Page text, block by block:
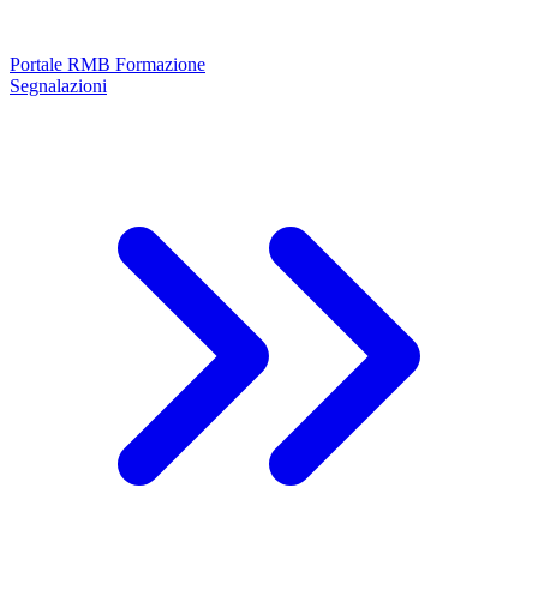
Portale RMB Formazione
Segnalazioni